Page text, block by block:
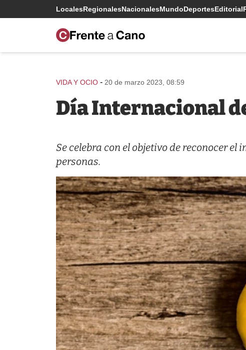
LocalesRegionalesNacionalesMundoDeportesEditorial
VIDA Y OCIO - 20 de marzo 2023, 08:59
Día Internacional
Se celebra con el objetivo de reconocer
personas.